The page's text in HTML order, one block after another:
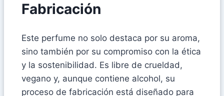
Fabricación
Este perfume no solo destaca por su aroma,
sino también por su compromiso con la ética
y la sostenibilidad. Es libre de crueldad,
vegano y, aunque contiene alcohol, su
proceso de fabricación está diseñado para